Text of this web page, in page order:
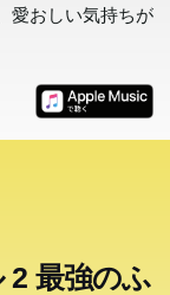
愛おしい気持ちが
2 最強のふ